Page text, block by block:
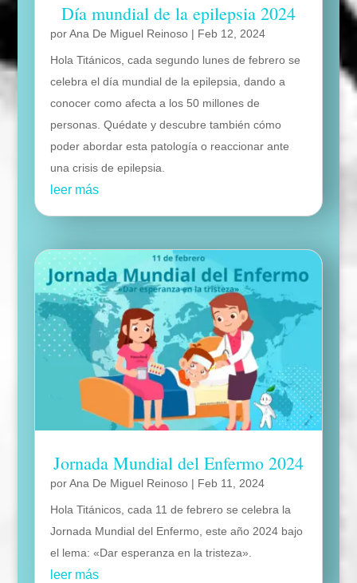
Día mundial de la epilepsia 2024
porAna De Miguel Reinoso| Feb 12, 2024
Hola Titánicos, cada segundo lunes de febrero se
celebra el día mundial de la epilepsia, dando a
conocer como afecta a los 50 millones de
personas. Quédate y descubre también cómo
poder abordar esta patología o reaccionar ante
una crisis de epilepsia.
leer más
Jornada Mundial del Enfermo 2024
porAna De Miguel Reinoso| Feb 11, 2024
Hola Titánicos, cada 11 de febrero se celebra la
Jornada Mundial del Enfermo, este año 2024 bajo
el lema: «Dar esperanza en la tristeza».
leer más